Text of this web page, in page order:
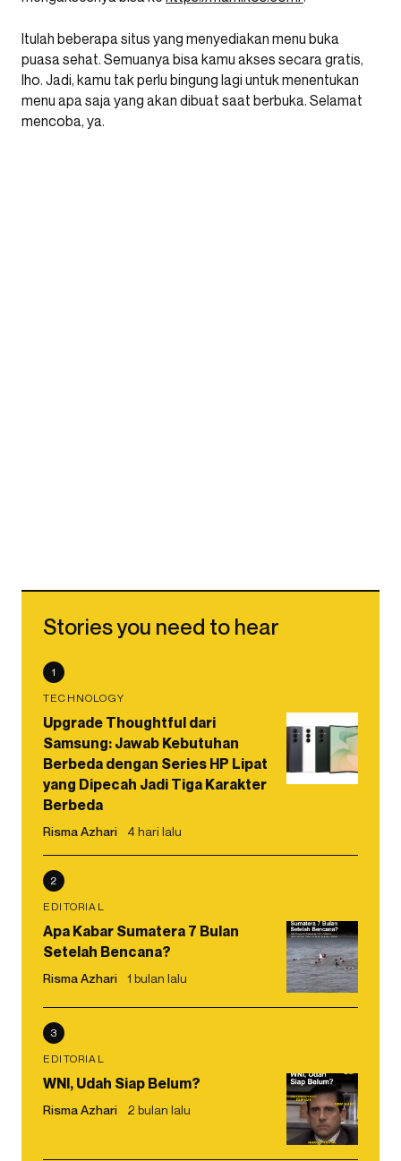
Itulah beberapa situs yang menyediakan menu buka
puasa sehat. Semuanya bisa kamu akses secara gratis,
lho. Jadi, kamu tak perlu bingung lagi untuk menentukan
menu apa saja yang akan dibuat saat berbuka. Selamat
mencoba, ya.
Stories you need to hear
1
TECHNOLOGY
Upgrade Thoughtful dari
Samsung: Jawab Kebutuhan
Berbeda dengan Series HP Lipat
yang Dipecah Jadi Tiga Karakter
Berbeda
Risma Azhari 4 hari lalu
2
EDITORIAL
Apa Kabar Sumatera 7 Bulan
Setelah Bencana?
Risma Azhari 1 bulan lalu
3
EDITORIAL
WNI, Udah Siap Belum?
Risma Azhari 2 bulan lalu